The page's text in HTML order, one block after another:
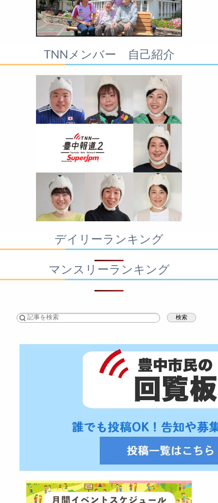
TNNメンバー 自己紹介
デイリーランキング
マンスリーランキング
検索